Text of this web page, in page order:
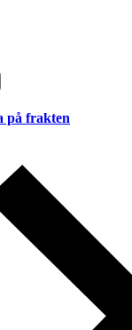
på frakten